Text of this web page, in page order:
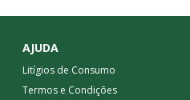
AJUDA
Litígios de Consumo
Termos e Condições